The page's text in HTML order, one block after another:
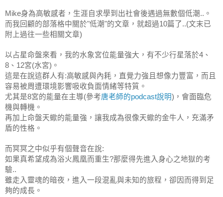
Mike身為高敏感者，生涯自求學到出社會後遇過無數個低潮..。
而我回顧的部落格中關於"低潮"的文章，就超過10篇了..(文末已
附上過往一些相關文章)
以占星命盤來看，我的水象宮位能量強大，有不少行星落於4、
8、12宮(水宮)。
這是在說這群人有:高敏感與內耗，直覺力強且想像力豐富，而且
容易被周遭環境影響吸收負面情緒等特質。
尤其是8宮的能量在主導(參考唐老師的podcast說明)，會面臨危
機與轉機。
再加上命盤天蠍的能量強，讓我成為很像天蠍的金牛人，充滿矛
盾的性格。
而冥冥之中似乎有個聲音在說:
如果真希望成為浴火鳳凰而重生?那麼得先進入身心之地獄的考
驗..
雖走入靈魂的暗夜，進入一段混亂與未知的旅程，卻因而得到足
夠的成長。